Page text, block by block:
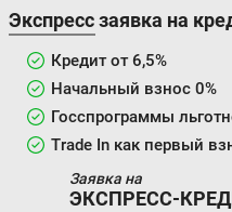
Экспресс заявка на
Кредит от 6,5%
Начальный взнос 0%
Госспрограммы
Trade In как первый
Заявка на
ЭКСПРЕСС-